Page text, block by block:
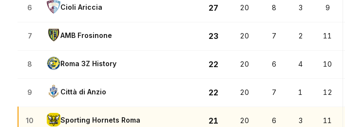
6 Cioli Ariccia 27 20 8 3 9
7 AMB Frosinone 23 20 7 2 11
8 Roma 3Z History 22 20 6 4 10
9 Città di Anzio 22 20 7 1 12
10 Sporting Hornets Roma 21 20 6 3 11